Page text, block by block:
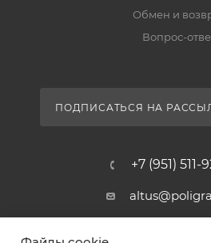
Обмен и
Вопрос-
ПОДПИСАТЬСЯ НА
+7 (951) 511-